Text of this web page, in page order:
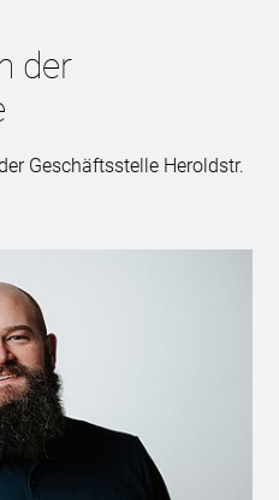
der
Geschäftsstelle Heroldstr.